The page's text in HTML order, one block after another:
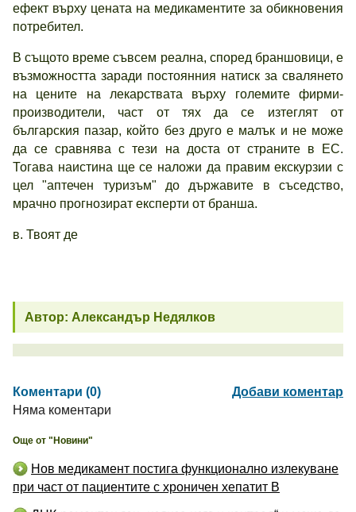
ефект върху цената на медикаментите за обикновения
потребител.
В същото време съвсем реална, според браншовици, е
възможността заради постоянния натиск за свалянето
на цените на лекарствата върху големите фирми-
производители, част от тях да се изтеглят от
българския пазар, който без друго е малък и не може
да се сравнява с тези на доста от страните в ЕС.
Тогава наистина ще се наложи да правим екскурзии с
цел "аптечен туризъм" до държавите в съседство,
мрачно прогнозират експерти от бранша.
в. Твоят де
Автор: Александър Недялков
Коментари (0)
Добави коментар
Няма коментари
Още от "Новини"
Нов медикамент постига функционално излекуване
при част от пациентите с хроничен хепатит B